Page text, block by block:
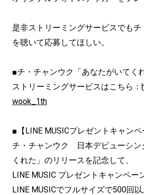
是非ストリーミングサービスでも
を聴いて応募してほしい。
■チ・チャンウク「あなたがいてく
ストリーミングサービスはこちら：
wook_1th
■【LINE MUSICプレゼントキャンペ
チ・チャンウク 日本デビューシン
くれた」のリリースを記念して、
LINE MUSIC プレゼントキャンペー
LINE MUSICでフルサイズで500回